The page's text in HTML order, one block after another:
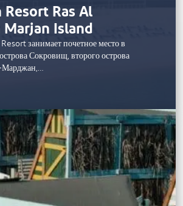
Ras Al
Island
занимает почетное место в
Сокровищ, второго острова
Марджан,…